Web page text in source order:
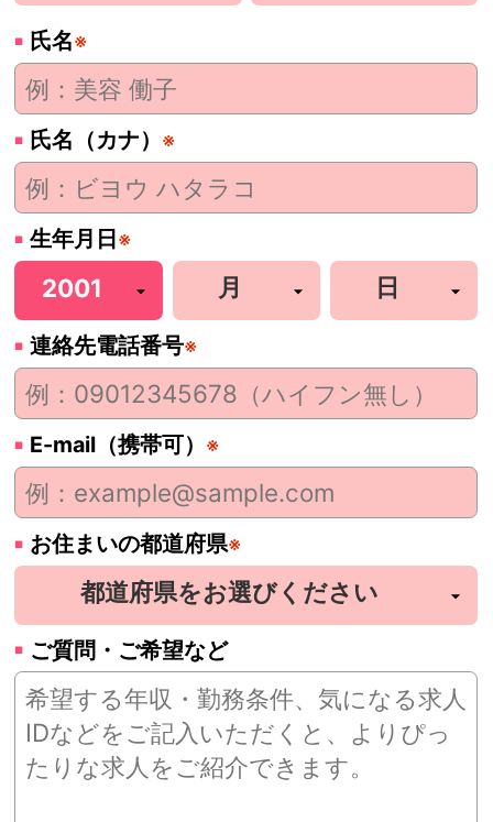
氏名※
氏名（カナ） ※
生年月日 ※
連絡先電話番号※
E-mail（携帯可） ※
お住まいの都道府県※
ご質問・ご希望など